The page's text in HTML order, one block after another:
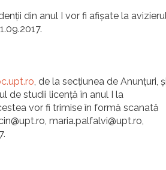
din anul I vor fi afișate la
, de la secțiunea de Anunțuri, și
de studii licență în anul I la
vor fi trimise în formă scanată
maria.palfalvi@upt.ro,